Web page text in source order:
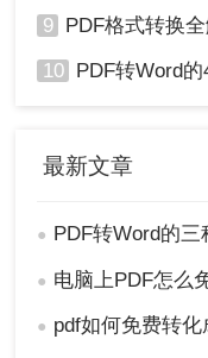
9 PDF格式转换全解
10 PDF转Word的4种常
最新文章
● PDF转Word的三种实
● 电脑上PDF怎么免费转换成
● pdf如何免费转化成